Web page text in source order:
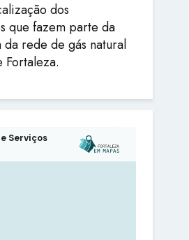
dos
que fazem parte da
da rede de gás natural
Fortaleza.